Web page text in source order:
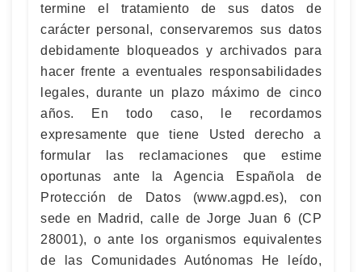
termine el tratamiento de sus datos de
carácter personal, conservaremos sus datos
debidamente bloqueados y archivados para
hacer frente a eventuales responsabilidades
legales, durante un plazo máximo de cinco
años. En todo caso, le recordamos
expresamente que tiene Usted derecho a
formular las reclamaciones que estime
oportunas ante la Agencia Española de
Protección de Datos (www.agpd.es), con
sede en Madrid, calle de Jorge Juan 6 (CP
28001), o ante los organismos equivalentes
de las Comunidades Autónomas He leído,